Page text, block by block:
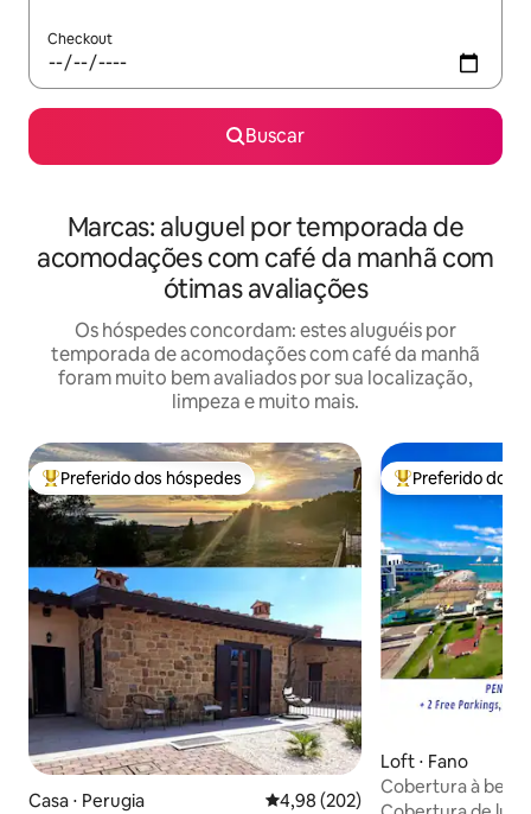
Checkout
Buscar
Marcas: aluguel por temporada de
acomodações com café da manhã com
ótimas avaliações
Os hóspedes concordam: estes aluguéis por
temporada de acomodações com café da manhã
foram muito bem avaliados por sua localização,
limpeza e muito mais.
Entre os melhores preferidos dos hóspedes
Preferido dos hóspedes
Casa ⋅ Perugia 4,98 de uma avaliação média de
4,98 (202)
Entre os
Preferido dos
Loft ⋅ Fano
Cobertura à
para famílias